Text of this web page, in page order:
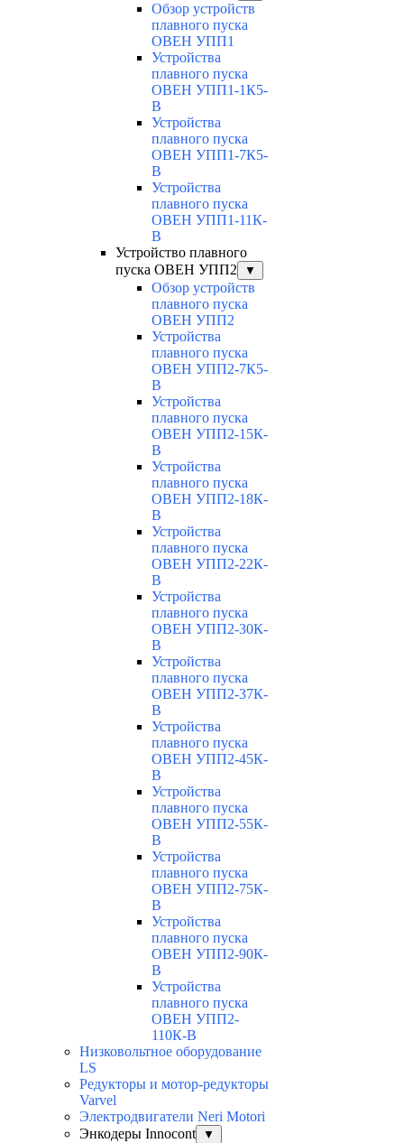
Обзор устройств
плавного пуска
ОВЕН УПП1
Устройства
плавного пуска
ОВЕН УПП1-1К5-
В
Устройства
плавного пуска
ОВЕН УПП1-7К5-
В
Устройства
плавного пуска
ОВЕН УПП1-11К-
В
Устройство плавного
пуска ОВЕН УПП2
▼
Обзор устройств
плавного пуска
ОВЕН УПП2
Устройства
плавного пуска
ОВЕН УПП2-7К5-
В
Устройства
плавного пуска
ОВЕН УПП2-15К-
В
Устройства
плавного пуска
ОВЕН УПП2-18К-
В
Устройства
плавного пуска
ОВЕН УПП2-22К-
В
Устройства
плавного пуска
ОВЕН УПП2-30К-
В
Устройства
плавного пуска
ОВЕН УПП2-37К-
В
Устройства
плавного пуска
ОВЕН УПП2-45К-
В
Устройства
плавного пуска
ОВЕН УПП2-55К-
В
Устройства
плавного пуска
ОВЕН УПП2-75К-
В
Устройства
плавного пуска
ОВЕН УПП2-90К-
В
Устройства
плавного пуска
ОВЕН УПП2-
110К-В
Низковольтное оборудование
LS
Редукторы и мотор-редукторы
Varvel
Электродвигатели Neri Motori
Энкодеры Innocont
▼